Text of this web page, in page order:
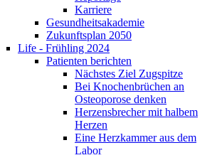
Karriere
Gesundheitsakademie
Zukunftsplan 2050
Life - Frühling 2024
Patienten berichten
Nächstes Ziel Zugspitze
Bei Knochenbrüchen an
Osteoporose denken
Herzensbrecher mit halbem
Herzen
Eine Herzkammer aus dem
Labor